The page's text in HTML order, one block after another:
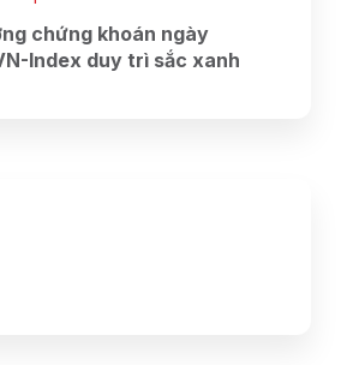
chứng khoán ngày
Index duy trì sắc xanh